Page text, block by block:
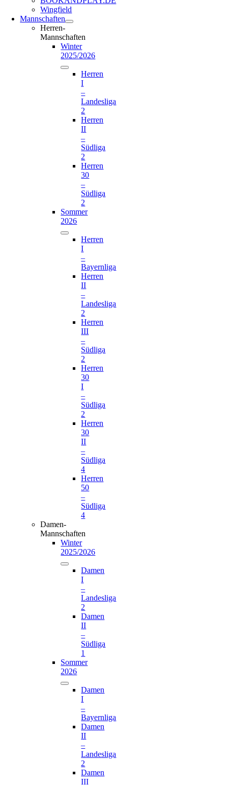
Wingfield
Mannschaften
Herren-
Mannschaften
Winter
2025/2026
Herren
I
–
Landesliga
2
Herren
II
–
Südliga
2
Herren
30
–
Südliga
2
Sommer
2026
Herren
I
–
Bayernliga
Herren
II
–
Landesliga
2
Herren
III
–
Südliga
2
Herren
30
I
–
Südliga
2
Herren
30
II
–
Südliga
4
Herren
50
–
Südliga
4
Damen-
Mannschaften
Winter
2025/2026
Damen
I
–
Landesliga
2
Damen
II
–
Südliga
1
Sommer
2026
Damen
I
–
Bayernliga
Damen
II
–
Landesliga
2
Damen
III